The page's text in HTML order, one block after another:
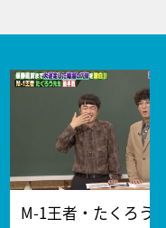
M-1王者・たくろう